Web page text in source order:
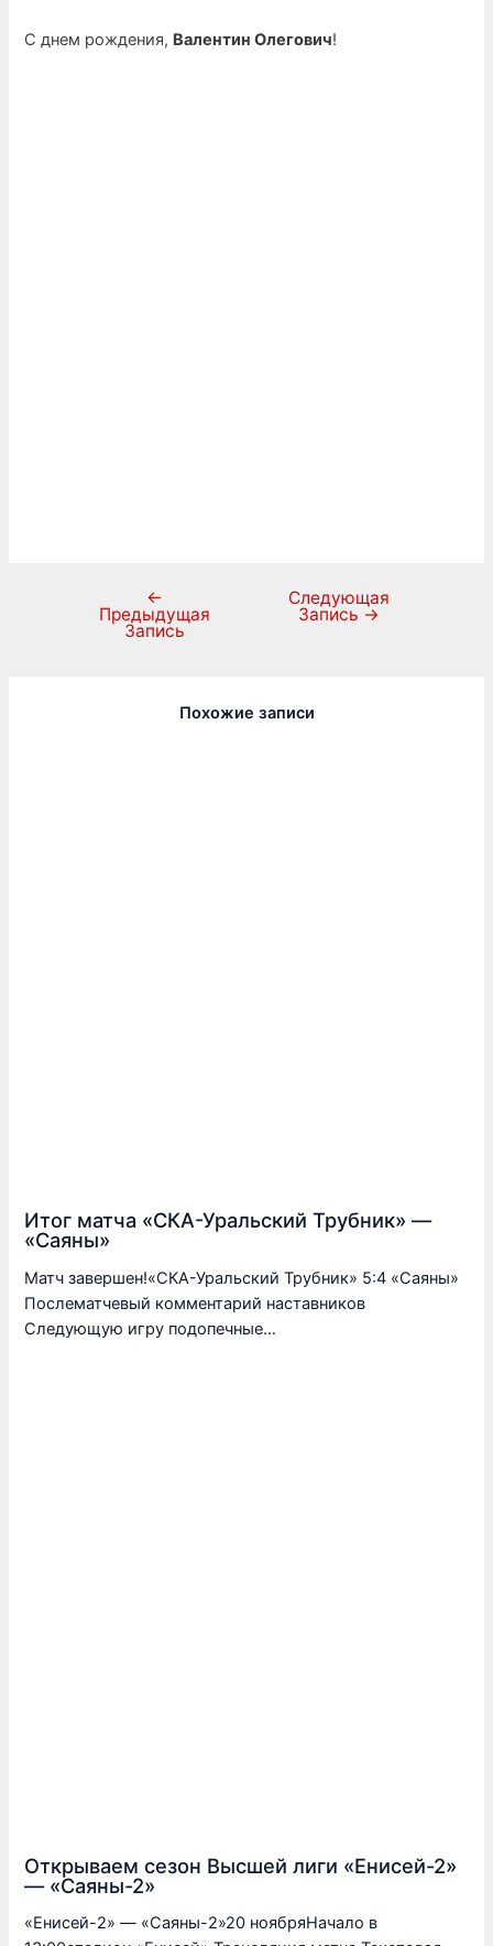
С днем рождения, Валентин Олегович!
←
Предыдущая
Запись
Следующая
Запись →
Похожие записи
Итог матча «СКА-Уральский Трубник» —
«Саяны»
Матч завершен!«СКА-Уральский Трубник» 5:4 «Саяны»
Послематчевый комментарий наставников
Следующую игру подопечные…
Открываем сезон Высшей лиги «Енисей-2»
— «Саяны-2»
«Енисей-2» — «Саяны-2»20 ноябряНачало в